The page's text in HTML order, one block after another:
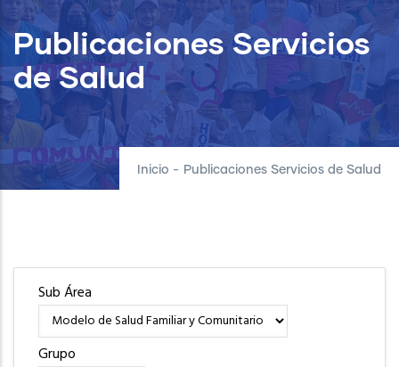
Publicaciones Servicios
de Salud
Inicio - Publicaciones Servicios de Salud
Sub Área
Grupo